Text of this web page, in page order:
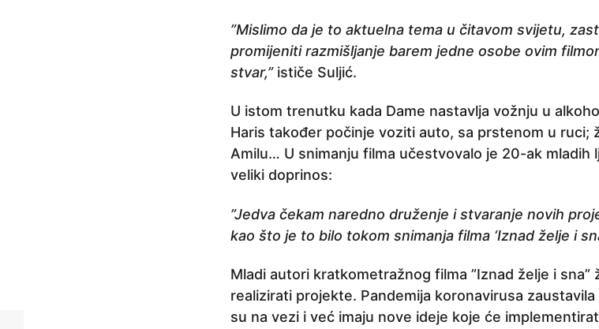
”Mislimo da je to aktuelna tema u čitavom svijetu,
promijeniti razmišljanje barem jedne osobe ovim
stvar,” ističe Suljić.
U istom trenutku kada Dame nastavlja vožnju u
Haris također počinje voziti auto, sa prstenom u ruci;
Amilu… U snimanju filma učestvovalo je 20-ak mladih
veliki doprinos:
”Jedva čekam naredno druženje i stvaranje novih
kao što je to bilo tokom snimanja filma ‘Iznad želje i
Mladi autori kratkometražnog filma ”Iznad želje i
realizirati projekte. Pandemija koronavirusa
su na vezi i već imaju nove ideje koje će